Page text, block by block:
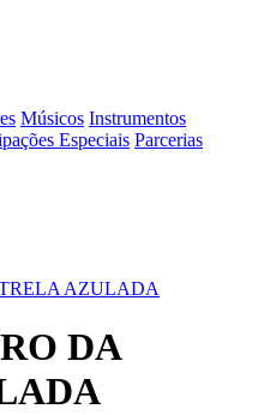
Músicos Instrumentos
Especiais Parcerias
AZULADA
DA